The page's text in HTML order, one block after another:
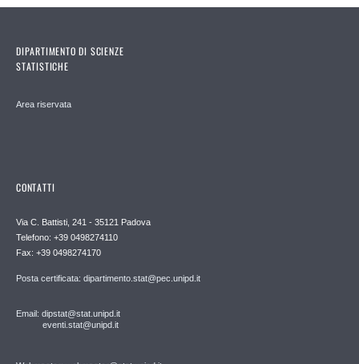
DIPARTIMENTO DI SCIENZE
STATISTICHE
Area riservata
CONTATTI
Via C. Battisti, 241 - 35121 Padova
Telefono: +39 0498274110
Fax: +39 0498274170
Posta certificata: dipartimento.stat@pec.unipd.it
Email: dipstat@stat.unipd.it
eventi.stat@unipd.it